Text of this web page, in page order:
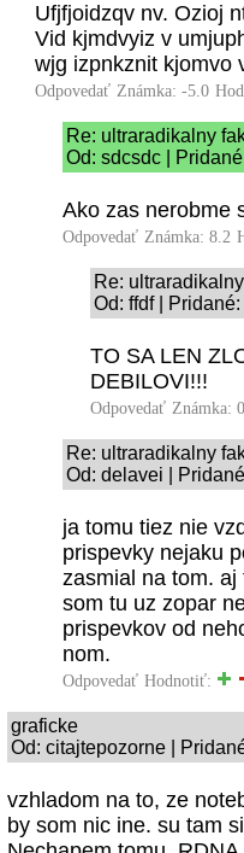
Ufjfjoidzqv nv. Ozioj
Vid kjmdvyiz v
wjg izpnkznit kjomvo
Odpovedať Známka: -5.0
Re: ultraradikalny
Od: sdcsdc |
Ako zas nerobme
Odpovedať Známka: 8.2
Re:
Od: ffdf |
TO SA LEN
DEBILOVI!!!
Odpovedať Známka:
Re: ultraradikalny
Od: delavei |
ja tomu tiez nie
prispevky nejaku
zasmial na tom.
som tu uz zopar
prispevkov od
nom.
Odpovedať Hodnotiť:
graficke
Od: citajtepozorne |
vzhladom na to, ze
by som nic ine. su tam